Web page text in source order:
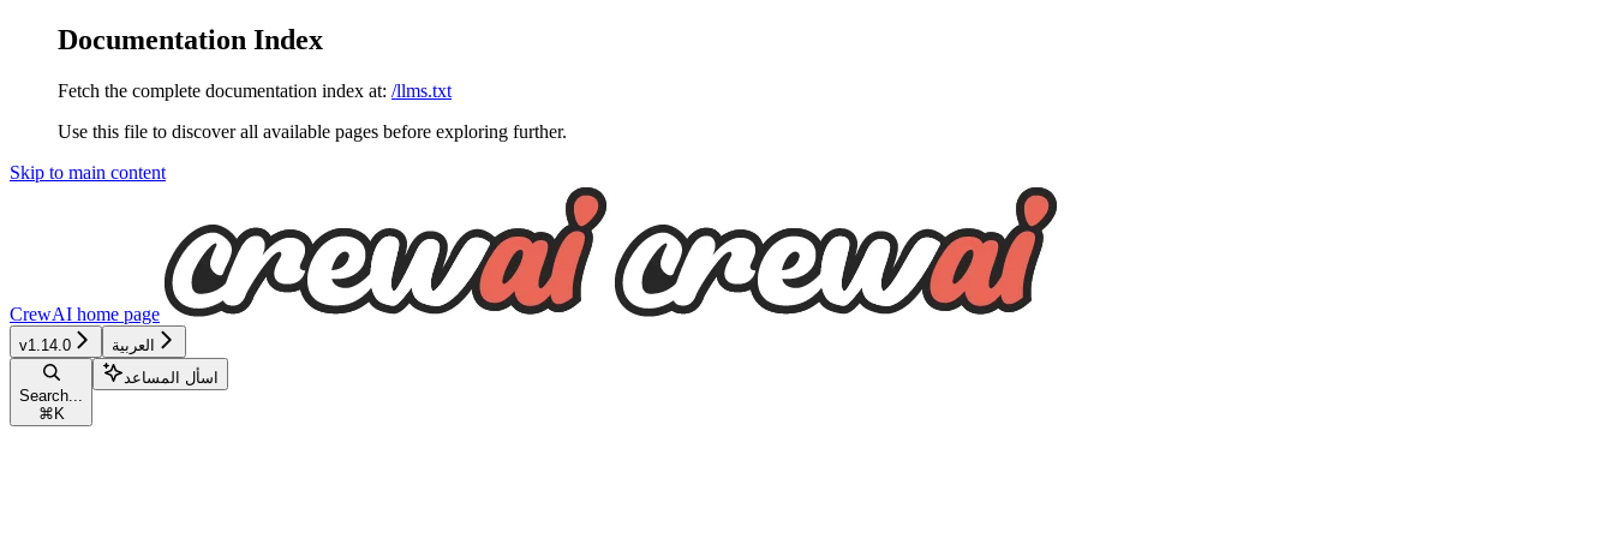
Documentation Index
Fetch the complete documentation index at: /llms.txt
Use this file to discover all available pages before exploring further.
Skip to main content
CrewAI home page
v1.14.0 العربية
Search...
⌘ K
اسأل المساعد